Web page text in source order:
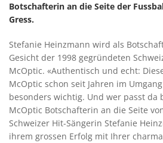
Botschafterin an die Seite der
Gress.
Stefanie Heinzmann wird als
Gesicht der 1998 gegründeten
McOptic. «Authentisch und echt:
McOptic schon seit Jahren im
besonders wichtig. Und wer passt da
McOptic Botschafterin an die Seite
Schweizer Hit-Sängerin Stefanie
ihrem grossen Erfolg mit Ihrer